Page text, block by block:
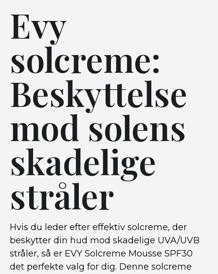
Evy
solcreme:
Beskyttelse
mod solens
skadelige
stråler
Hvis du leder efter effektiv solcreme, der
beskytter din hud mod skadelige UVA/UVB
stråler, så er EVY Solcreme Mousse SPF30
det perfekte valg for dig. Denne solcreme